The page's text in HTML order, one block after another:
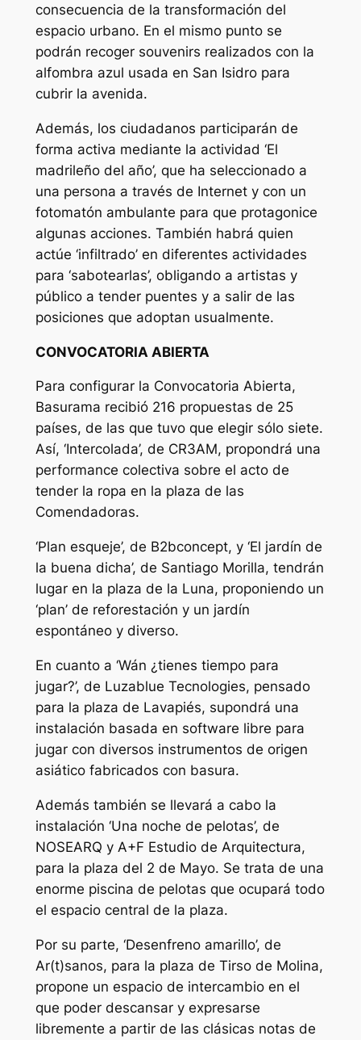
consecuencia de la transformación del
espacio urbano. En el mismo punto se
podrán recoger souvenirs realizados con la
alfombra azul usada en San Isidro para
cubrir la avenida.
Además, los ciudadanos participarán de
forma activa mediante la actividad ‘El
madrileño del año’, que ha seleccionado a
una persona a través de Internet y con un
fotomatón ambulante para que protagonice
algunas acciones. También habrá quien
actúe ‘infiltrado’ en diferentes actividades
para ‘sabotearlas’, obligando a artistas y
público a tender puentes y a salir de las
posiciones que adoptan usualmente.
CONVOCATORIA ABIERTA
Para configurar la Convocatoria Abierta,
Basurama recibió 216 propuestas de 25
países, de las que tuvo que elegir sólo siete.
Así, ‘Intercolada’, de CR3AM, propondrá una
performance colectiva sobre el acto de
tender la ropa en la plaza de las
Comendadoras.
‘Plan esqueje’, de B2bconcept, y ‘El jardín de
la buena dicha’, de Santiago Morilla, tendrán
lugar en la plaza de la Luna, proponiendo un
‘plan’ de reforestación y un jardín
espontáneo y diverso.
En cuanto a ‘Wán ¿tienes tiempo para
jugar?’, de Luzablue Tecnologies, pensado
para la plaza de Lavapiés, supondrá una
instalación basada en software libre para
jugar con diversos instrumentos de origen
asiático fabricados con basura.
Además también se llevará a cabo la
instalación ‘Una noche de pelotas’, de
NOSEARQ y A+F Estudio de Arquitectura,
para la plaza del 2 de Mayo. Se trata de una
enorme piscina de pelotas que ocupará todo
el espacio central de la plaza.
Por su parte, ‘Desenfreno amarillo’, de
Ar(t)sanos, para la plaza de Tirso de Molina,
propone un espacio de intercambio en el
que poder descansar y expresarse
libremente a partir de las clásicas notas de